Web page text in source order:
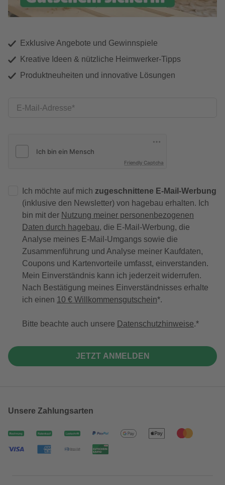
Exklusive Angebote und Gewinnspiele
Kreative Ideen & nützliche Heimwerker-Tipps
Produktneuheiten und innovative Lösungen
E-Mail-Adresse
Friendly Captcha
Ich möchte auf mich zugeschnittene E-Mail-Werbung
(inklusive den Newsletter) von hagebau erhalten. Ich
bin mit der Nutzung meiner personenbezogenen
Daten durch hagebau, die E-Mail-Werbung, die
Analyse meines E-Mail-Umgangs sowie die
Zusammenführung und Analyse meiner Kaufdaten,
Coupons und Kartenvorteile umfasst, einverstanden.
Mein Einverständnis kann ich jederzeit widerrufen.
Nach Bestätigung meines Einverständnisses erhalte
ich einen 10 € Willkommensgutschein*.
Bitte beachte auch unsere Datenschutzhinweise.
JETZT ANMELDEN
Unsere Zahlungsarten